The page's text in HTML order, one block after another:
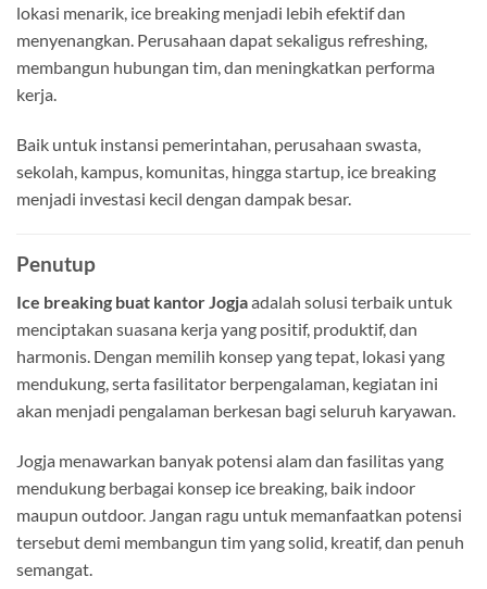
lokasi menarik, ice breaking menjadi lebih efektif dan
menyenangkan. Perusahaan dapat sekaligus refreshing,
membangun hubungan tim, dan meningkatkan performa
kerja.
Baik untuk instansi pemerintahan, perusahaan swasta,
sekolah, kampus, komunitas, hingga startup, ice breaking
menjadi investasi kecil dengan dampak besar.
Penutup
Ice breaking buat kantor Jogjaadalah solusi terbaik untuk
menciptakan suasana kerja yang positif, produktif, dan
harmonis. Dengan memilih konsep yang tepat, lokasi yang
mendukung, serta fasilitator berpengalaman, kegiatan ini
akan menjadi pengalaman berkesan bagi seluruh karyawan.
Jogja menawarkan banyak potensi alam dan fasilitas yang
mendukung berbagai konsep ice breaking, baik indoor
maupun outdoor. Jangan ragu untuk memanfaatkan potensi
tersebut demi membangun tim yang solid, kreatif, dan penuh
semangat.